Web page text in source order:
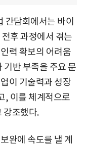
간담회에서는 바이
후 과정에서 겪는
력 확보의 어려움
기반 부족을 주요 문
이 기술력과 성장
, 이를 체계적으로
강조했다.
완에 속도를 낼 계